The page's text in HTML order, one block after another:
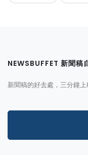
NEWSBUFFET 新聞稿
新聞稿的好去處，三分鐘